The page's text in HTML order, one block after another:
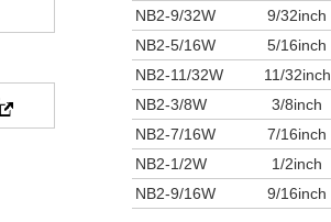
NB2-9/32W
9/32inch
NB2-5/16W
5/16inch
NB2-11/32W
11/32inch
NB2-3/8W
3/8inch
NB2-7/16W
7/16inch
NB2-1/2W
1/2inch
NB2-9/16W
9/16inch